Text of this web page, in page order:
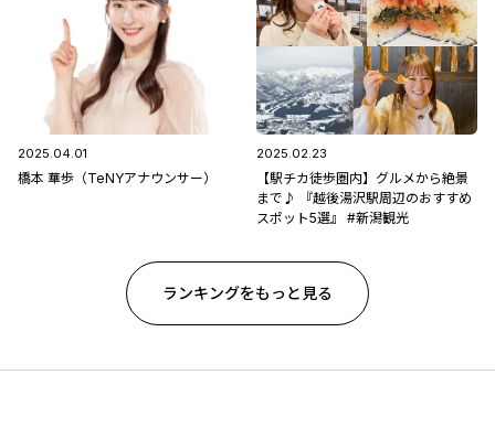
2025.04.01
橋本 華歩（TeNYアナウンサー）
2025.02.23
【駅チカ徒歩圏内】グルメから絶景
まで♪ 『越後湯沢駅周辺のおすすめ
スポット5選』 #新潟観光
ランキングをもっと見る